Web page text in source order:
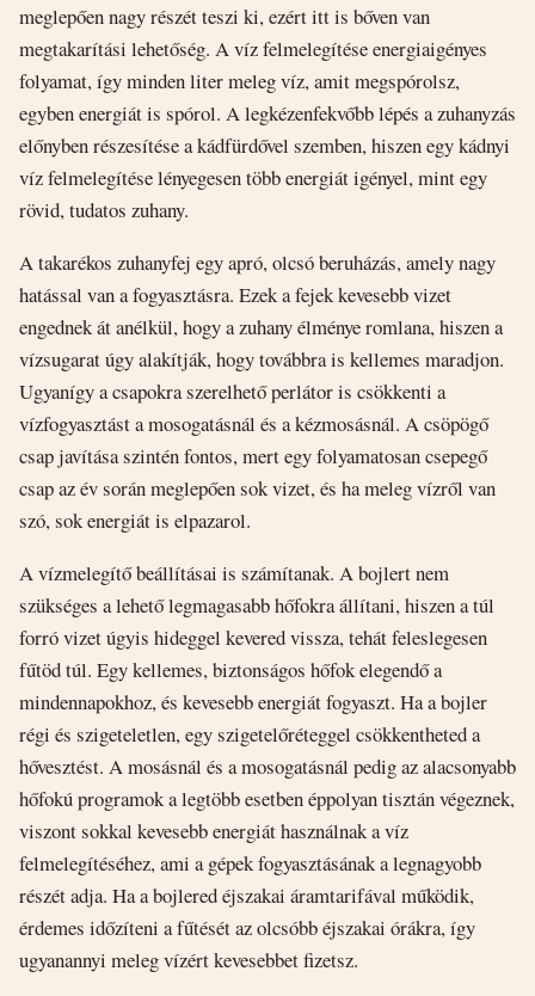
meglepően nagy részét teszi ki, ezért itt is bőven van
megtakarítási lehetőség. A víz felmelegítése energiaigényes
folyamat, így minden liter meleg víz, amit megspórolsz,
egyben energiát is spórol. A legkézenfekvőbb lépés a zuhanyzás
előnyben részesítése a kádfürdővel szemben, hiszen egy kádnyi
víz felmelegítése lényegesen több energiát igényel, mint egy
rövid, tudatos zuhany.
A takarékos zuhanyfej egy apró, olcsó beruházás, amely nagy
hatással van a fogyasztásra. Ezek a fejek kevesebb vizet
engednek át anélkül, hogy a zuhany élménye romlana, hiszen a
vízsugarat úgy alakítják, hogy továbbra is kellemes maradjon.
Ugyanígy a csapokra szerelhető perlátor is csökkenti a
vízfogyasztást a mosogatásnál és a kézmosásnál. A csöpögő
csap javítása szintén fontos, mert egy folyamatosan csepegő
csap az év során meglepően sok vizet, és ha meleg vízről van
szó, sok energiát is elpazarol.
A vízmelegítő beállításai is számítanak. A bojlert nem
szükséges a lehető legmagasabb hőfokra állítani, hiszen a túl
forró vizet úgyis hideggel kevered vissza, tehát feleslegesen
fűtöd túl. Egy kellemes, biztonságos hőfok elegendő a
mindennapokhoz, és kevesebb energiát fogyaszt. Ha a bojler
régi és szigeteletlen, egy szigetelőréteggel csökkentheted a
hővesztést. A mosásnál és a mosogatásnál pedig az alacsonyabb
hőfokú programok a legtöbb esetben éppolyan tisztán végeznek,
viszont sokkal kevesebb energiát használnak a víz
felmelegítéséhez, ami a gépek fogyasztásának a legnagyobb
részét adja. Ha a bojlered éjszakai áramtarifával működik,
érdemes időzíteni a fűtését az olcsóbb éjszakai órákra, így
ugyanannyi meleg vízért kevesebbet fizetsz.